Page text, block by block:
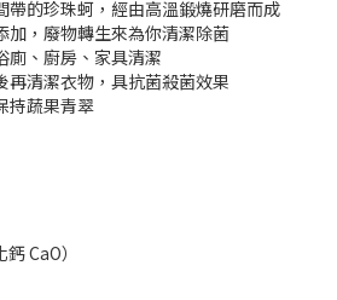
的珍珠蚵，經由高溫鍛燒研磨而成
，廢物轉生來為你清潔除菌
廁、廚房、家具清潔
清潔衣物，具抗菌殺菌效果
持蔬果青翠
CaO）